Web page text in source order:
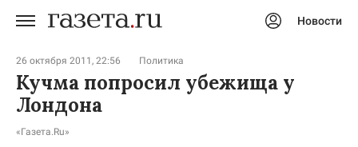
Новости
26 октября 2011, 22:56 Политика
Кучма попросил убежища у
Лондона
«Газета.Ru»